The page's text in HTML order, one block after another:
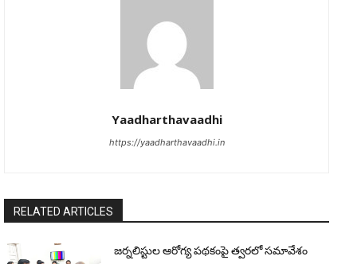
Yaadharthavaadhi
https://yaadharthavaadhi.in
RELATED ARTICLES
జర్నలిస్టుల ఆరోగ్య పథకంపై త్వరలో సమావేశం